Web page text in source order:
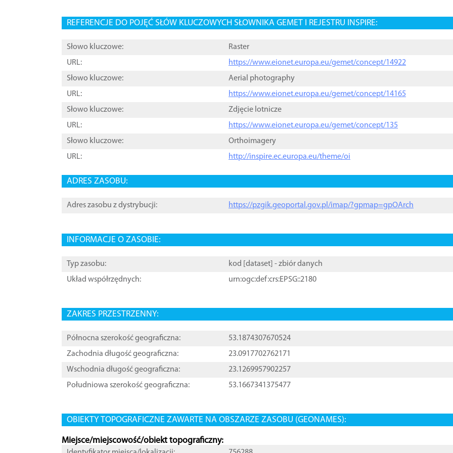
REFERENCJE DO POJĘĆ SŁÓW KLUCZOWYCH SŁOWNIKA GEMET I REJESTRU INSPIRE:
Słowo kluczowe:
Raster
URL:
https://www.eionet.europa.eu/gemet/concept/14922
Słowo kluczowe:
Aerial photography
URL:
https://www.eionet.europa.eu/gemet/concept/14165
Słowo kluczowe:
Zdjęcie lotnicze
URL:
https://www.eionet.europa.eu/gemet/concept/135
Słowo kluczowe:
Orthoimagery
URL:
http://inspire.ec.europa.eu/theme/oi
ADRES ZASOBU:
Adres zasobu z dystrybucji: https://pzgik.geoportal.gov.pl/imap/?gpmap=gpOArch
INFORMACJE O ZASOBIE:
Typ zasobu: kod [ dataset ] - zbiór danych
Układ współrzędnych:
urn:ogc:def:crs:EPSG::2180
ZAKRES PRZESTRZENNY:
Północna szerokość geograficzna:
53.1874307670524
Zachodnia długość geograficzna:
23.0917702762171
Wschodnia długość geograficzna:
23.1269957902257
Południowa szerokość geograficzna:
53.1667341375477
OBIEKTY TOPOGRAFICZNE ZAWARTE NA OBSZARZE ZASOBU (GEONAMES):
Miejsce/miejscowość/obiekt topograficzny: